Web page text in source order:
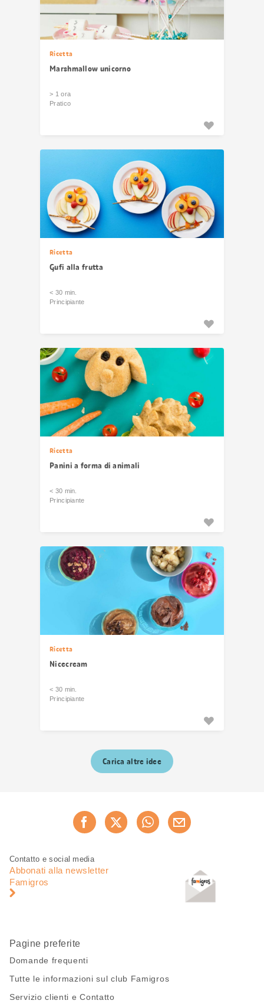
Ricetta
Marshmallow unicorno
> 1 ora
Pratico
Ricetta
Gufi alla frutta
< 30 min.
Principiante
Ricetta
Panini a forma di animali
< 30 min.
Principiante
Ricetta
Nicecream
< 30 min.
Principiante
Carica altre idee
Consiglia ora
Piè
pagina
Navigazione
pagina
Contatto e social media
Abbonati alla newsletter
Famigros
Pagine preferite
Domande frequenti
Tutte le informazioni sul club Famigros
Servizio clienti e Contatto